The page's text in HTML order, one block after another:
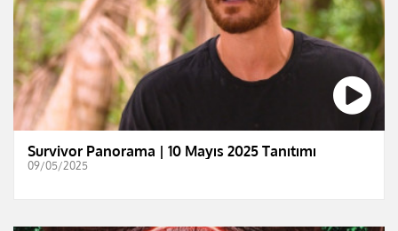
Survivor Panorama | 10 Mayıs 2025 Tanıtımı
09/05/2025